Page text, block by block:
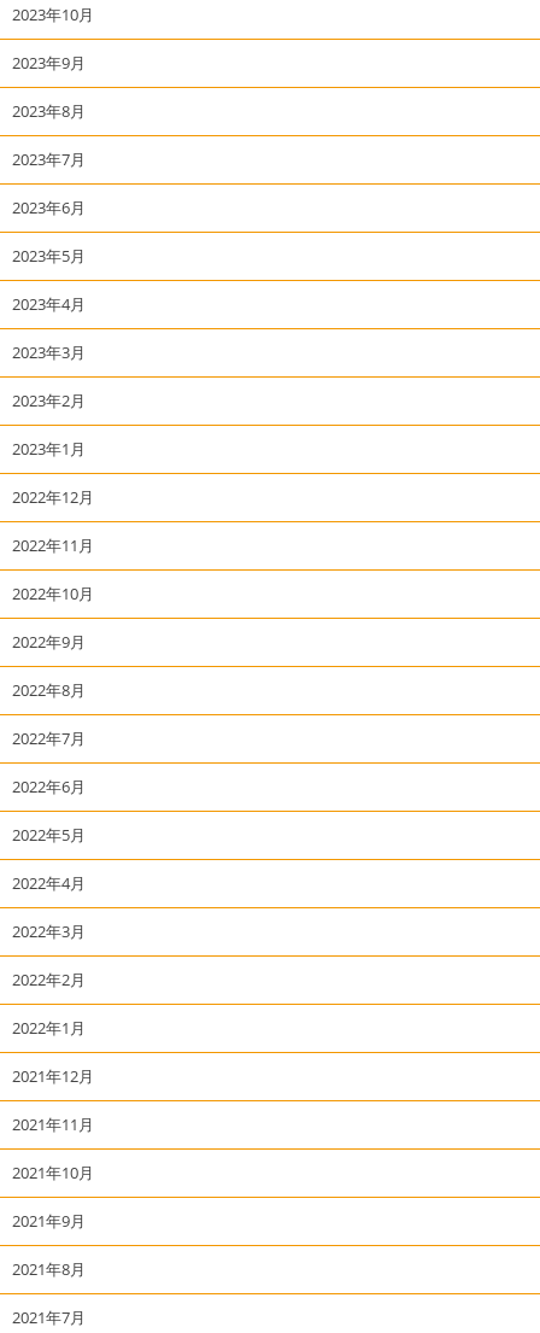
2023年10月
2023年9月
2023年8月
2023年7月
2023年6月
2023年5月
2023年4月
2023年3月
2023年2月
2023年1月
2022年12月
2022年11月
2022年10月
2022年9月
2022年8月
2022年7月
2022年6月
2022年5月
2022年4月
2022年3月
2022年2月
2022年1月
2021年12月
2021年11月
2021年10月
2021年9月
2021年8月
2021年7月